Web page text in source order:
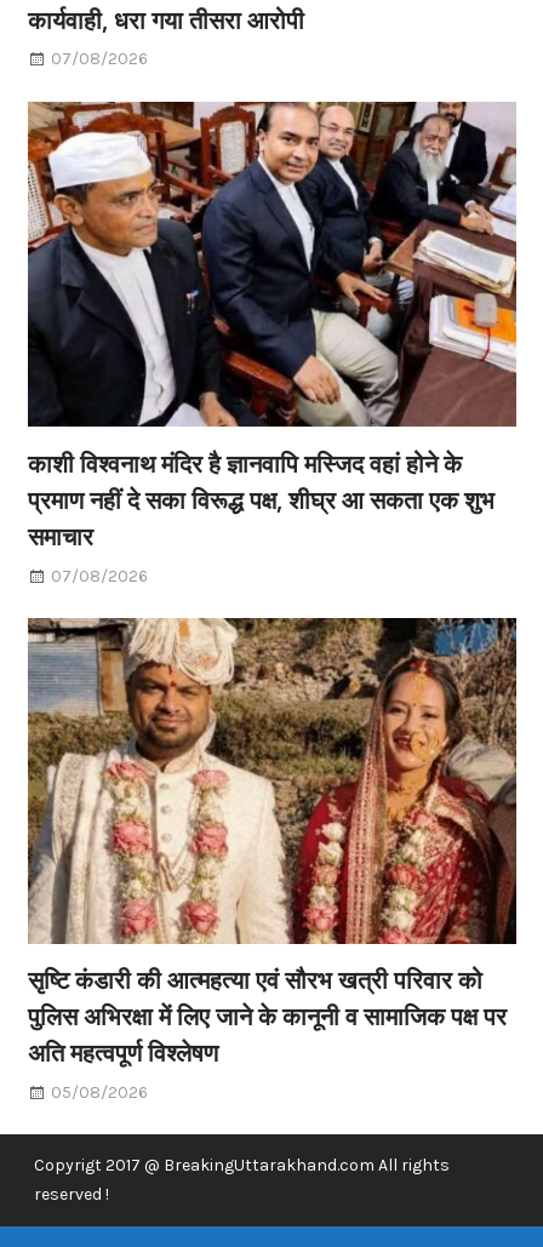
कार्यवाही, धरा गया तीसरा आरोपी
07/08/2026
काशी विश्वनाथ मंदिर है ज्ञानवापि मस्जिद वहां होने के
प्रमाण नहीं दे सका विरूद्ध पक्ष, शीघ्र आ सकता एक शुभ
समाचार
07/08/2026
सृष्टि कंडारी की आत्महत्या एवं सौरभ खत्री परिवार को
पुलिस अभिरक्षा में लिए जाने के कानूनी व सामाजिक पक्ष पर
अति महत्वपूर्ण विश्लेषण
05/08/2026
Copyrigt 2017 @ BreakingUttarakhand.com All rights
reserved !